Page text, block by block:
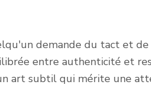
demande du tact et
entre authenticité et
art subtil qui mérite une